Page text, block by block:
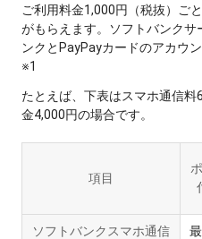
ご利用料金1,000円（税抜）ご
がもらえます。ソフトバンク
ンクとPayPayカードのアカウ
※1
たとえば、下表はスマホ通信
金4,000円の場合です。
項目
ソフトバンクスマホ通信